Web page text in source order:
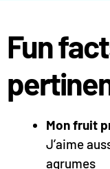
Fun
Mon fruit
J’aime
agrumes